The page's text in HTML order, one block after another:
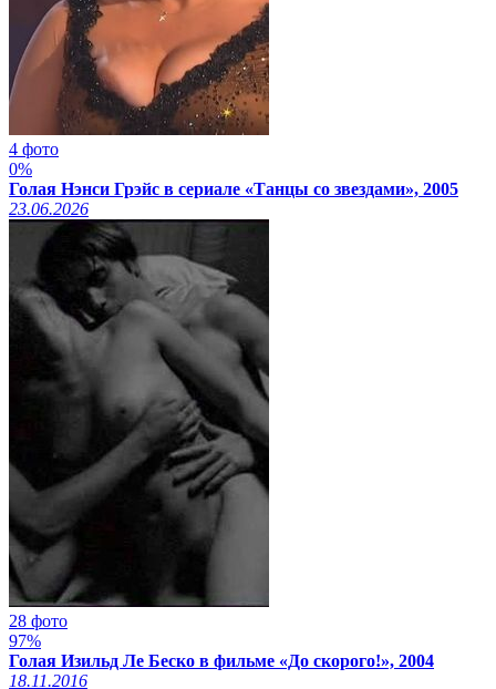
4 фото
0%
Голая Нэнси Грэйс в сериале «Танцы со звездами», 2005
23.06.2026
28 фото
97%
Голая Изильд Ле Беско в фильме «До скорого!», 2004
18.11.2016